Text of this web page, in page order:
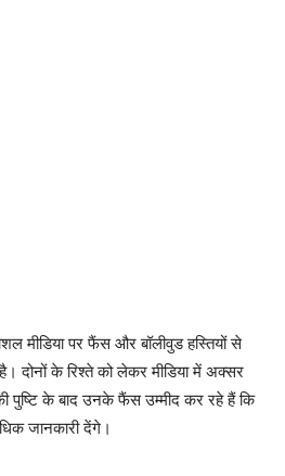
मीडिया पर फैंस और बॉलीवुड हस्तियों से
दोनों के रिश्ते को लेकर मीडिया में अक्सर
पुष्टि के बाद उनके फैंस उम्मीद कर रहे हैं कि
जानकारी देंगे।